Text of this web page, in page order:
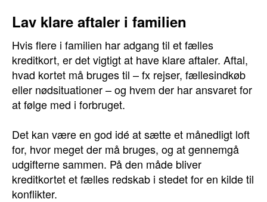
Lav klare aftaler i familien
Hvis flere i familien har adgang til et fælles
kreditkort, er det vigtigt at have klare aftaler. Aftal,
hvad kortet må bruges til – fx rejser, fællesindkøb
eller nødsituationer – og hvem der har ansvaret for
at følge med i forbruget.
Det kan være en god idé at sætte et månedligt loft
for, hvor meget der må bruges, og at gennemgå
udgifterne sammen. På den måde bliver
kreditkortet et fælles redskab i stedet for en kilde til
konflikter.